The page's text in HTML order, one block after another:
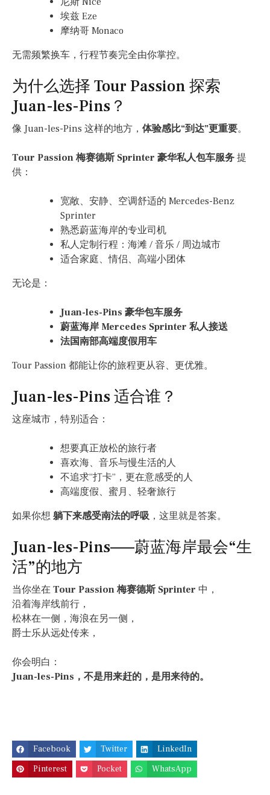
埃兹 Eze
摩纳哥 Monaco
无需频繁换车，行程节奏完全由你掌控。
为什么选择 Tour Passion 探索
Juan-les-Pins？
像 Juan-les-Pins 这样的地方， 体验感比“到达”更重要。
Tour Passion 梅赛德斯 Sprinter 豪华私人包车服务 提
供：
宽敞、安静、空调舒适的 Mercedes-Benz
Sprinter
熟悉蔚蓝海岸的专业司机
私人定制行程：海滩 / 音乐 / 周边城市
适合家庭、情侣、高端小团体
无论是：
Juan-les-Pins 豪华包车服务
蔚蓝海岸 Mercedes Sprinter 私人接送
法国南部高端度假用车
Tour Passion 都能让你的旅程更从容、更优雅。
Juan-les-Pins 适合谁？
这座城市，特别适合：
想要真正放松的旅行者
喜欢海、音乐与慢生活的人
不追求“打卡”，更在意感受的人
高端度假、蜜月、轻奢旅行
如果你想 躺下来感受南法的呼吸，这里就是答案。
Juan-les-Pins——蔚蓝海岸最会“生
活”的地方
当你坐在 Tour Passion 梅赛德斯 Sprinter 中，
沿着海岸线前行，
松林在一侧，海浪在另一侧，
爵士乐从远处传来，
你会明白：
Juan-les-Pins，不是用来赶的，是用来待的。
Facebook Twitter
LinkedIn
Pinterest
Pocket WhatsApp